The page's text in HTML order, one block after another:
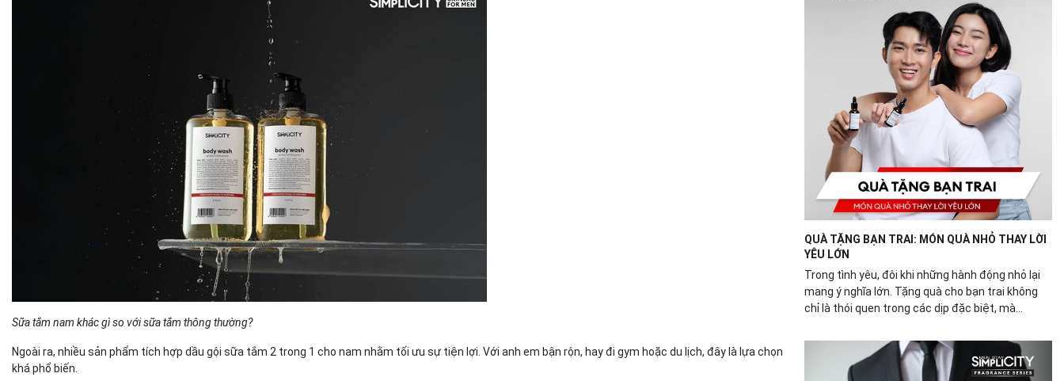
Sữa tắm nam khác gì so với sữa tắm thông thường?
Ngoài ra, nhiều sản phẩm tích hợp dầu gội sữa tắm 2 trong 1 cho nam nhằm tối ưu sự tiện lợi. Với anh em bận rộn, hay đi gym hoặc du lịch, đây là lựa chọn
khá phổ biến.
QUÀ TẶNG BẠN TRAI: MÓN QUÀ NHỎ THAY LỜI
YÊU LỚN
Trong tình yêu, đôi khi những hành động nhỏ lại
mang ý nghĩa lớn. Tặng quà cho bạn trai không
chỉ là thói quen trong các dịp đặc biệt, mà...